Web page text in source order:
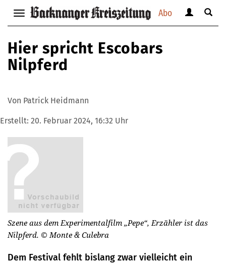
Abo
Navigation
anzeigen
bzw.
verbergen
anzeigen
Suche
Hier spricht Escobars
Nilpferd
Von Patrick Heidmann
Erstellt: 20. Februar 2024, 16:32 Uhr
Szene aus dem Experimentalfilm „Pepe“, Erzähler ist das
Nilpferd. © Monte & Culebra
Dem Festival fehlt bislang zwar vielleicht ein